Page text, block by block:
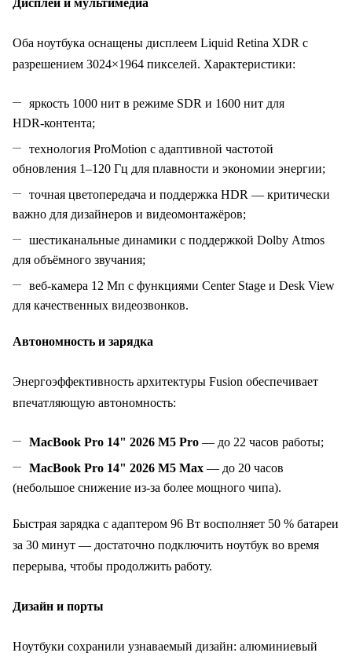
Дисплей и мультимедиа
Оба ноутбука оснащены дисплеем Liquid Retina XDR с
разрешением 3024×1964 пикселей. Характеристики:
яркость 1000 нит в режиме SDR и 1600 нит для
HDR‑контента;
технология ProMotion с адаптивной частотой
обновления 1–120 Гц для плавности и экономии энергии;
точная цветопередача и поддержка HDR — критически
важно для дизайнеров и видеомонтажёров;
шестиканальные динамики с поддержкой Dolby Atmos
для объёмного звучания;
веб‑камера 12 Мп с функциями Center Stage и Desk View
для качественных видеозвонков.
Автономность и зарядка
Энергоэффективность архитектуры Fusion обеспечивает
впечатляющую автономность:
MacBook Pro 14" 2026 M5 Pro — до 22 часов работы;
MacBook Pro 14" 2026 M5 Max — до 20 часов
(небольшое снижение из‑за более мощного чипа).
Быстрая зарядка с адаптером 96 Вт восполняет 50 % батареи
за 30 минут — достаточно подключить ноутбук во время
перерыва, чтобы продолжить работу.
Дизайн и порты
Ноутбуки сохранили узнаваемый дизайн: алюминиевый